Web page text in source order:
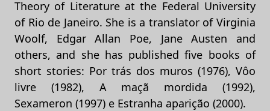
Theory of Literature at the Federal University
of Rio de Janeiro. She is a translator of Virginia
Woolf, Edgar Allan Poe, Jane Austen and
others, and she has published five books of
short stories: Por trás dos muros (1976), Vôo
livre (1982), A maçã mordida (1992),
Sexameron (1997) e Estranha aparição (2000).